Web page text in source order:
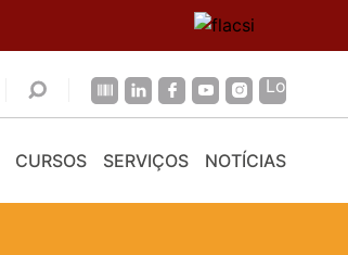
CURSOS SERVIÇOS NOTÍCIAS